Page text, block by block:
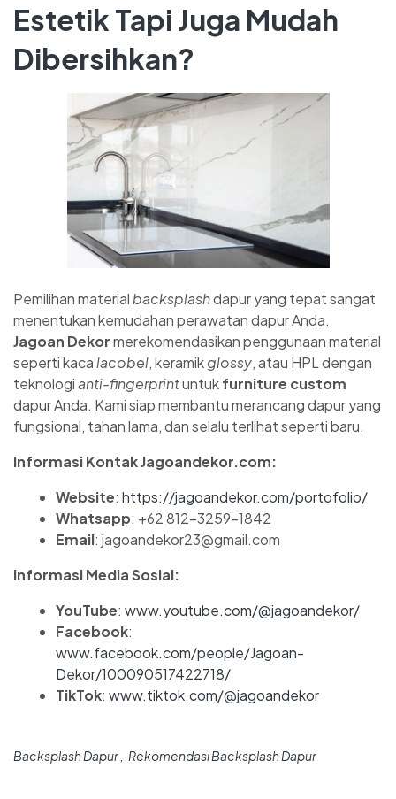
Estetik Tapi Juga Mudah
Dibersihkan?
Pemilihan materialbacksplashdapur yang tepat sangat
menentukan kemudahan perawatan dapur Anda.
Jagoan Dekormerekomendasikan penggunaan material
seperti kacalacobel, keramikglossy, atau HPL dengan
teknologianti-fingerprintuntukfurniture custom
dapur Anda. Kami siap membantu merancang dapur yang
fungsional, tahan lama, dan selalu terlihat seperti baru.
Informasi Kontak Jagoandekor.com:
Website: https://jagoandekor.com/portofolio/
Whatsapp: +62 812-3259-1842
Email: jagoandekor23@gmail.com
Informasi Media Sosial:
YouTube: www.youtube.com/@jagoandekor/
Facebook:
www.facebook.com/people/Jagoan-
Dekor/100090517422718/
TikTok: www.tiktok.com/@jagoandekor
Backsplash Dapur Rekomendasi Backsplash Dapur